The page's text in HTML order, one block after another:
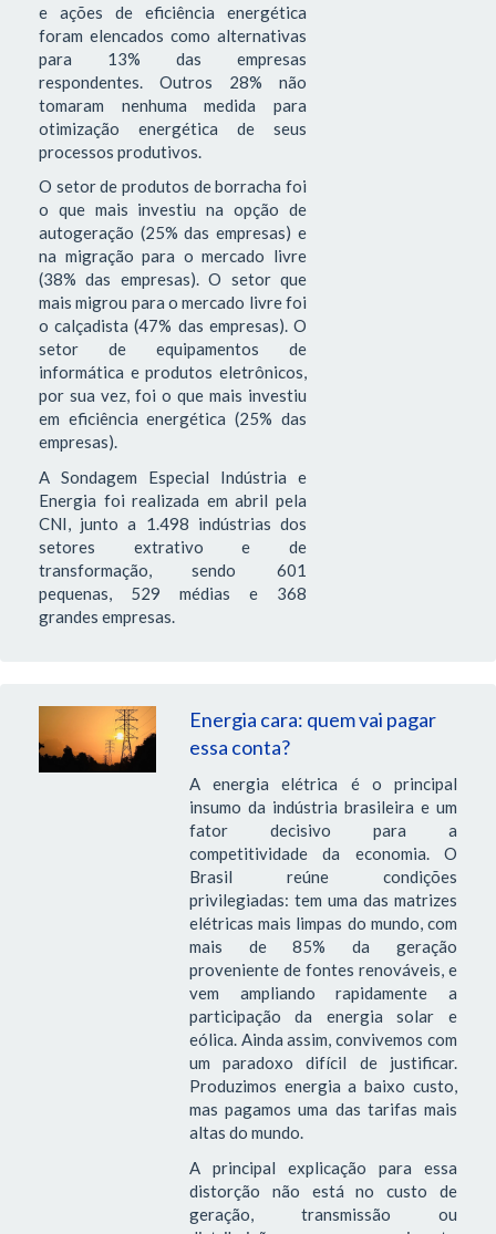
e ações de eficiência energética
foram elencados como alternativas
para 13% das empresas
respondentes. Outros 28% não
tomaram nenhuma medida para
otimização energética de seus
processos produtivos.
O setor de produtos de borracha foi
o que mais investiu na opção de
autogeração (25% das empresas) e
na migração para o mercado livre
(38% das empresas). O setor que
mais migrou para o mercado livre foi
o calçadista (47% das empresas). O
setor de equipamentos de
informática e produtos eletrônicos,
por sua vez, foi o que mais investiu
em eficiência energética (25% das
empresas).
A Sondagem Especial Indústria e
Energia foi realizada em abril pela
CNI, junto a 1.498 indústrias dos
setores extrativo e de
transformação, sendo 601
pequenas, 529 médias e 368
grandes empresas.
Energia cara: quem vai pagar
essa conta?
A energia elétrica é o principal
insumo da indústria brasileira e um
fator decisivo para a
competitividade da economia. O
Brasil reúne condições
privilegiadas: tem uma das matrizes
elétricas mais limpas do mundo, com
mais de 85% da geração
proveniente de fontes renováveis, e
vem ampliando rapidamente a
participação da energia solar e
eólica. Ainda assim, convivemos com
um paradoxo difícil de justificar.
Produzimos energia a baixo custo,
mas pagamos uma das tarifas mais
altas do mundo.
A principal explicação para essa
distorção não está no custo de
geração, transmissão ou